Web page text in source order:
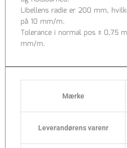
Libellens radie er 200 mm,
på 10 mm/m.
Tolerance i normal pos ± 0,75
mm/m.
Mærke
Leverandørens varenr